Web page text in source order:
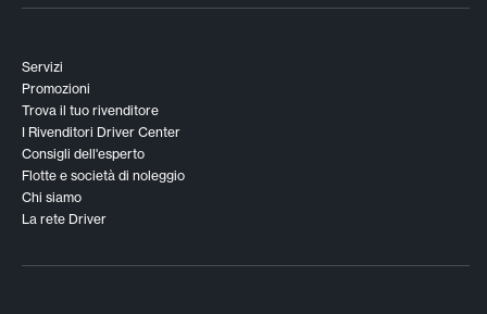
Servizi
Promozioni
Trova il tuo rivenditore
I Rivenditori Driver Center
Consigli dell'esperto
Flotte e società di noleggio
Chi siamo
La rete Driver